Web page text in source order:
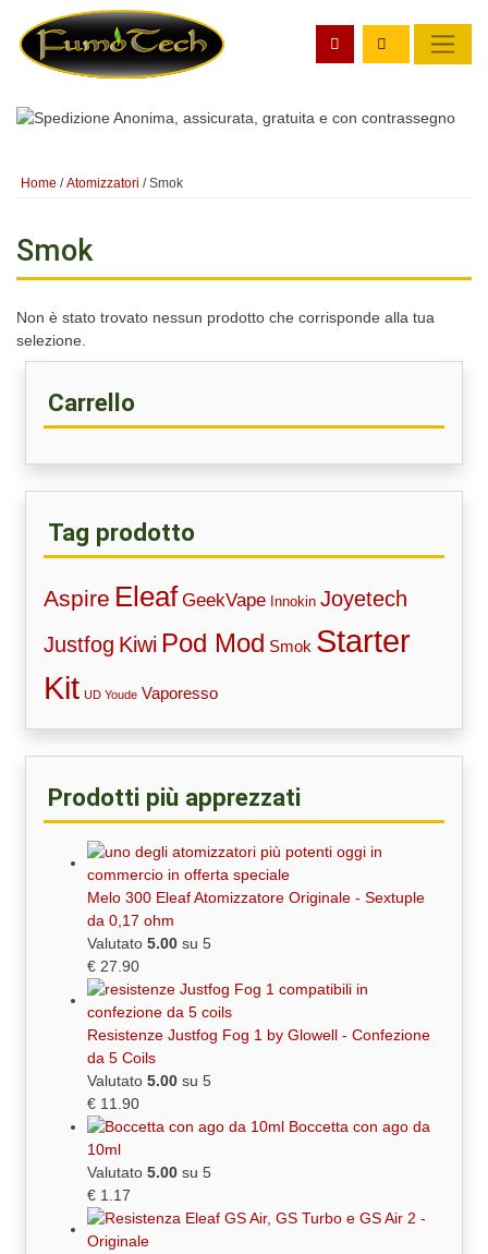
Home /Atomizzatori / Smok
Smok
Non è stato trovato nessun prodotto che corrisponde alla tua
selezione.
Carrello
Tag prodotto
Aspire Eleaf GeekVape Innokin Joyetech
Justfog Kiwi Pod Mod Smok Starter
Kit UD Youde Vaporesso
Prodotti più apprezzati
Melo 300 Eleaf Atomizzatore Originale - Sextuple
da 0,17 ohm
Valutato 5.00 su 5
€ 27.90
Resistenze Justfog Fog 1 by Glowell - Confezione
da 5 Coils
Valutato 5.00 su 5
€ 11.90
Boccetta con ago da
10ml
Valutato 5.00 su 5
€ 1.17